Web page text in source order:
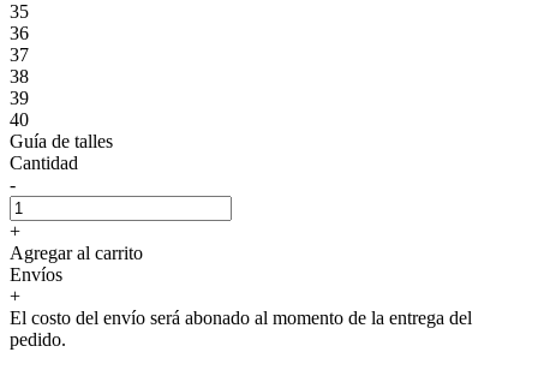
35
36
37
38
39
40
Guía de talles
Cantidad
-
+
Agregar al carrito
Envíos
+
El costo del envío será abonado al momento de la entrega del
pedido.